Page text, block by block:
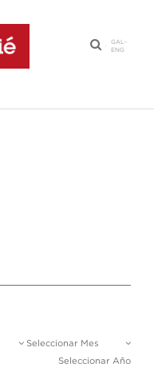
·
GAL-
ENG
Seleccionar Mes
Seleccionar Año